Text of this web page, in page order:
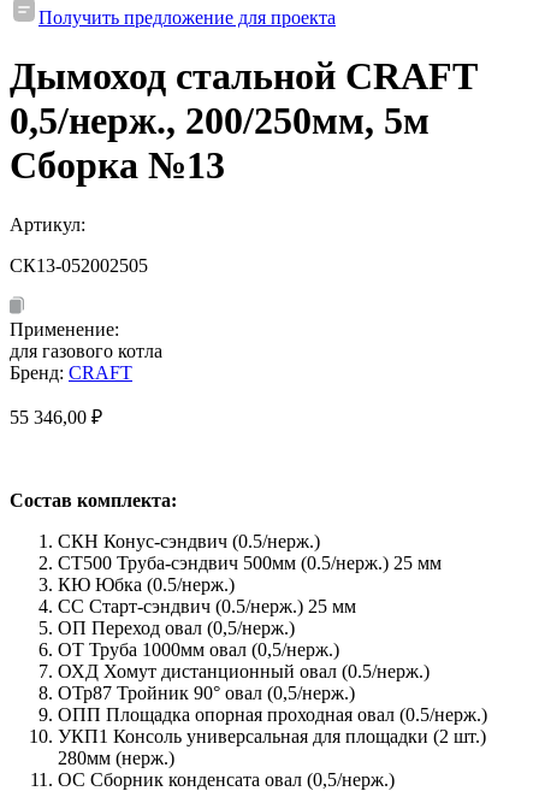
Получить предложение для проекта
Дымоход стальной CRAFT
0,5/нерж., 200/250мм, 5м
Сборка №13
Артикул:
СК13-052002505
Применение:
для газового котла
Бренд: CRAFT
55 346,00 ₽
Состав комплекта:
СКН Конус-сэндвич (0.5/нерж.)
СТ500 Труба-сэндвич 500мм (0.5/нерж.) 25 мм
КЮ Юбка (0.5/нерж.)
СС Старт-сэндвич (0.5/нерж.) 25 мм
ОП Переход овал (0,5/нерж.)
ОТ Труба 1000мм овал (0,5/нерж.)
ОХД Хомут дистанционный овал (0.5/нерж.)
ОТр87 Тройник 90° овал (0,5/нерж.)
ОПП Площадка опорная проходная овал (0.5/нерж.)
УКП1 Консоль универсальная для площадки (2 шт.)
280мм (нерж.)
ОС Сборник конденсата овал (0,5/нерж.)